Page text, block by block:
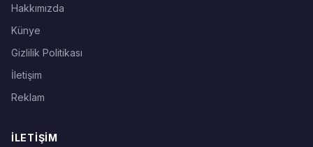
Hakkımızda
Künye
Gizlilik Politikası
İletişim
Reklam
İLETIŞIM